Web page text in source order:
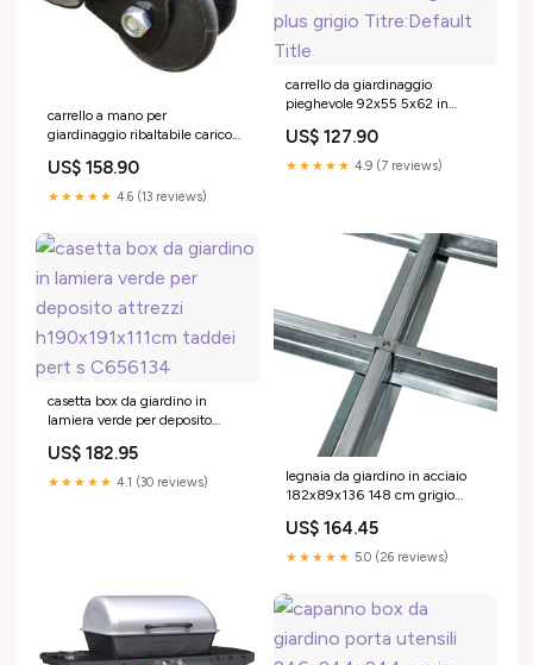
carrello a mano per
giardinaggio ribaltabile carico
US$ 158.90
★★★★★ 4.6 (13 reviews)
carrello da giardinaggio
pieghevole 92x55 5x62 in
taddei garden plus grigio
Titre:Default Title
US$ 127.90
★★★★★ 4.9 (7 reviews)
casetta box da giardino in
lamiera verde per deposito
taddei pert s C656134
US$ 182.95
★★★★★ 4.1 (30 reviews)
legnaia da giardino in acciaio
182x89x136 148 cm grigio
US$ 164.45
★★★★★ 5.0 (26 reviews)